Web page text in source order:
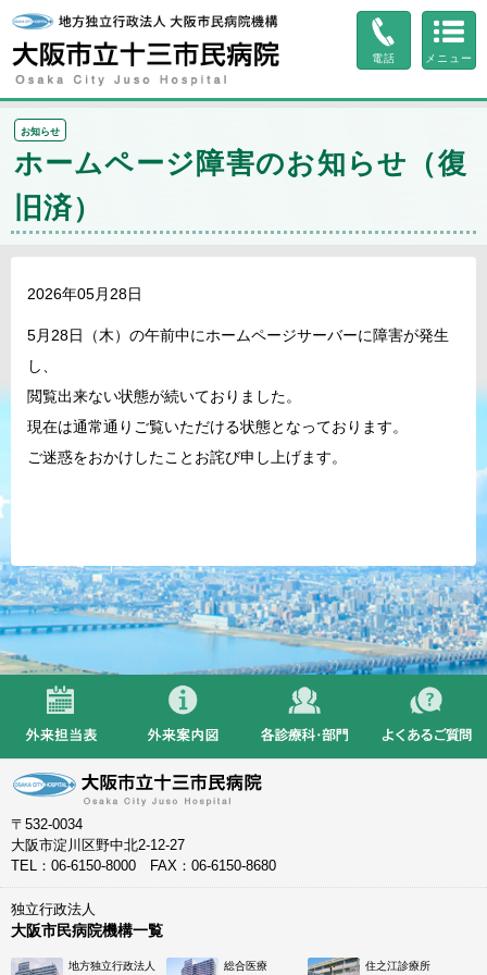
電話 メニュー
お知らせ
ホームページ障害のお知らせ（復
旧済）
2026年05月28日
5月28日（木）の午前中にホームページサーバーに障害が発生
し、
閲覧出来ない状態が続いておりました。
現在は通常通りご覧いただける状態となっております。
ご迷惑をおかけしたことお詫び申し上げます。
〒532-0034
大阪市淀川区野中北2-12-27
TEL：06-6150-8000 FAX：06-6150-8680
独立行政法人
大阪市民病院機構一覧
地方独立行政法人 総合医療 住之江診療所